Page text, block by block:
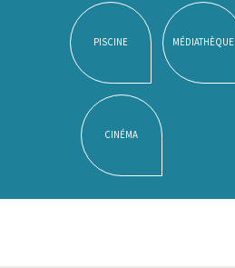
PISCINE MÉDIATHÈQUE
CINÉMA